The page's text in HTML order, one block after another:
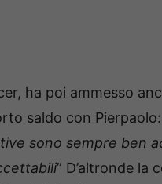
ha poi ammesso
saldo con Pierpaolo:
sono sempre ben
” D’altronde la